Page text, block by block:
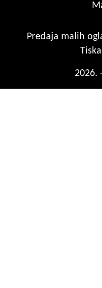
Predaja malih
2026.